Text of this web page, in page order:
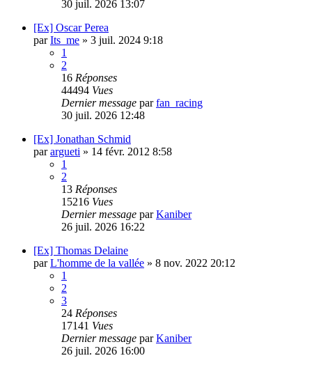
30 juil. 2026 13:07
[Ex] Oscar Perea
parIts_me » 3 juil. 2024 9:18
1
2
16 Réponses
44494 Vues
Dernier message parfan_racing
30 juil. 2026 12:48
[Ex] Jonathan Schmid
parargueti » 14 févr. 2012 8:58
1
2
13 Réponses
15216 Vues
Dernier message parKaniber
26 juil. 2026 16:22
[Ex] Thomas Delaine
parL'homme de la vallée » 8 nov. 2022 20:12
1
2
3
24 Réponses
17141 Vues
Dernier message parKaniber
26 juil. 2026 16:00